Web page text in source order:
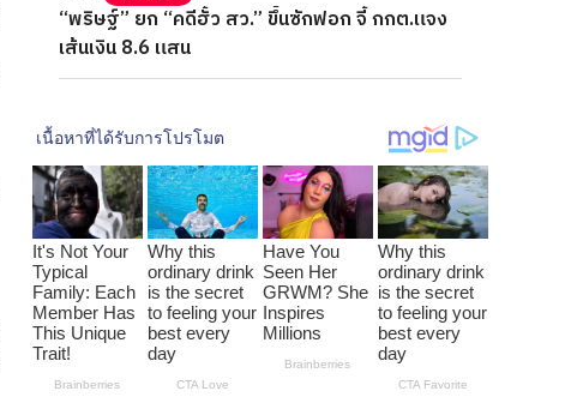
“พริษฐ์” ยก “คดีฮั้ว สว.” ขึ้นซักฟอก จี้ กกต.แจง
เส้นเงิน 8.6 แสน